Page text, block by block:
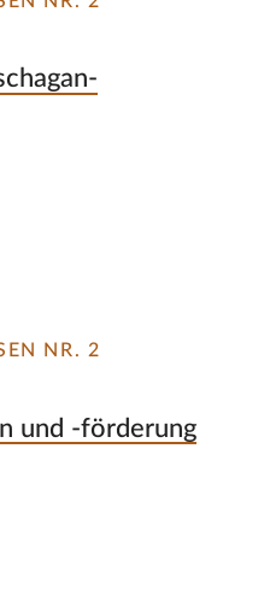
NR. 2
und -förderung